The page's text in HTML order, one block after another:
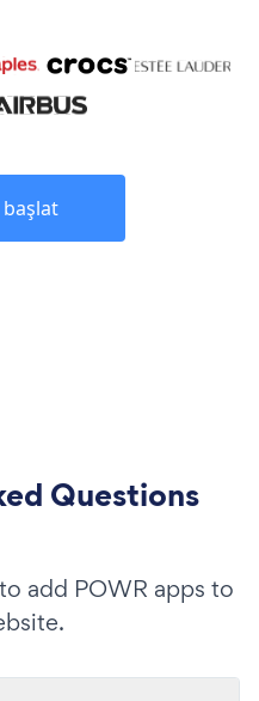
Questions
add POWR apps to